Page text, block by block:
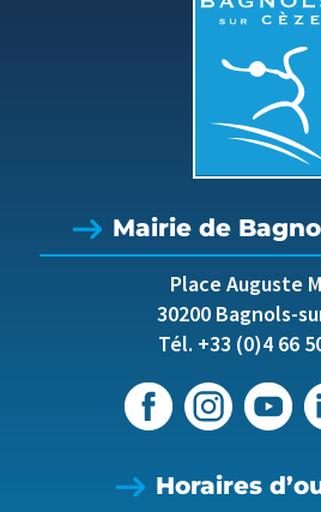
Mairie de
Place Auguste
30200 Bagnols-
Tél. +33 (0)4 66
Horaires